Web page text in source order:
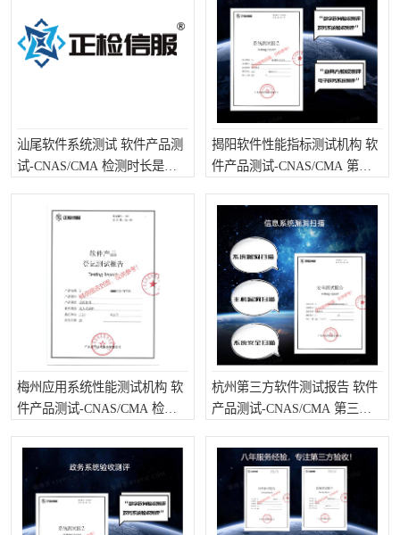
汕尾软件系统测试 软件产品测
试-CNAS/CMA 检测时长是要
揭阳软件性能指标测试机构 软
件产品测试-CNAS/CMA 第三
梅州应用系统性能测试机构 软
件产品测试-CNAS/CMA 检测
杭州第三方软件测试报告 软件
产品测试-CNAS/CMA 第三方